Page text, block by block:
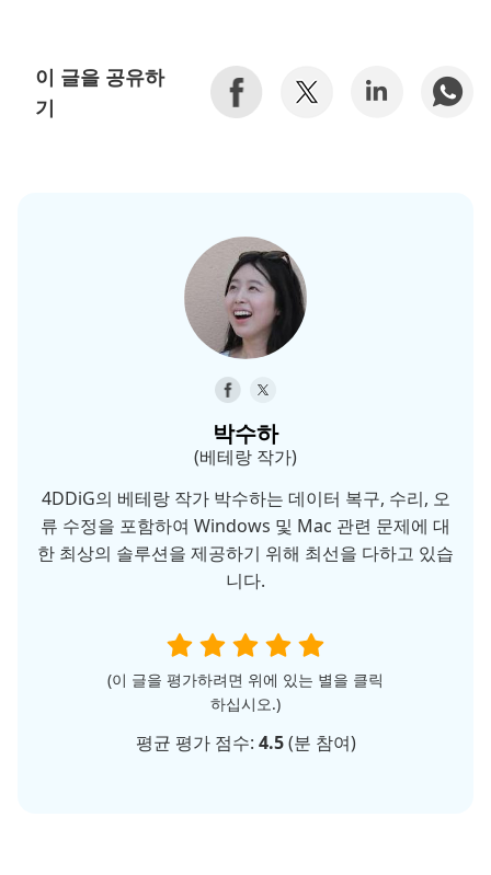
이 글을 공유하
기
박수하
(베테랑 작가)
4DDiG의 베테랑 작가 박수하는 데이터 복구, 수리, 오
류 수정을 포함하여 Windows 및 Mac 관련 문제에 대
한 최상의 솔루션을 제공하기 위해 최선을 다하고 있습
니다.
(이 글을 평가하려면 위에 있는 별을 클릭
하십시오.)
평균 평가 점수: 4.5(분 참여)